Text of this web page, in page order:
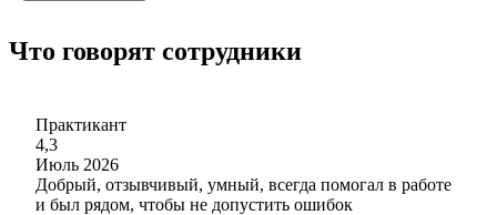
Что говорят сотрудники
Практикант
4,3
Июль 2026
Добрый, отзывчивый, умный, всегда помогал в работе
и был рядом, чтобы не допустить ошибок